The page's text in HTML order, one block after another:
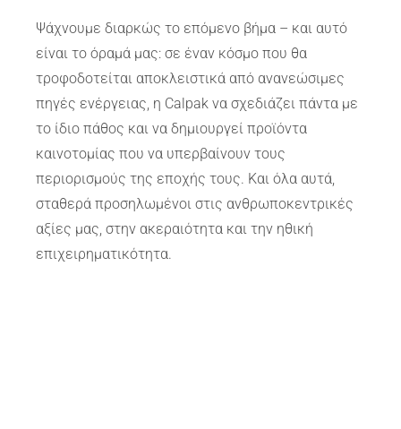
Ψάχνουμε διαρκώς το επόμενο βήμα – και αυτό
είναι το όραμά μας: σε έναν κόσμο που θα
τροφοδοτείται αποκλειστικά από ανανεώσιμες
πηγές ενέργειας, η Calpak να σχεδιάζει πάντα με
το ίδιο πάθος και να δημιουργεί προϊόντα
καινοτομίας που να υπερβαίνουν τους
περιορισμούς της εποχής τους. Και όλα αυτά,
σταθερά προσηλωμένοι στις ανθρωποκεντρικές
αξίες μας, στην ακεραιότητα και την ηθική
επιχειρηματικότητα.